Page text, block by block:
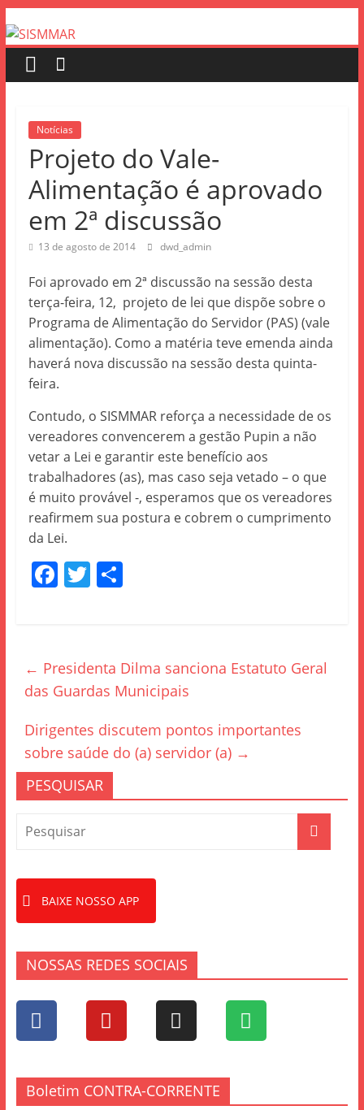
Notícias
Projeto do Vale-
Alimentação é aprovado
em 2ª discussão
13 de agosto de 2014 dwd_admin
Foi aprovado em 2ª discussão na sessão desta
terça-feira, 12, projeto de lei que dispõe sobre o
Programa de Alimentação do Servidor (PAS) (vale
alimentação). Como a matéria teve emenda ainda
haverá nova discussão na sessão desta quinta-
feira.
Contudo, o SISMMAR reforça a necessidade de os
vereadores convencerem a gestão Pupin a não
vetar a Lei e garantir este benefício aos
trabalhadores (as), mas caso seja vetado – o que
é muito provável -, esperamos que os vereadores
reafirmem sua postura e cobrem o cumprimento
da Lei.
F
b
o
o
k
T S
← Presidenta Dilma sanciona Estatuto Geral
das Guardas Municipais
Dirigentes discutem pontos importantes
sobre saúde do (a) servidor (a) →
PESQUISAR
BAIXE NOSSO APP
NOSSAS REDES SOCIAIS
Boletim CONTRA-CORRENTE